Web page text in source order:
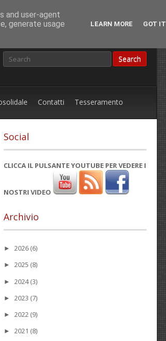
Contatti Tesseramento
Social
CLICCA IL PULSANTE YOUTUBE PER VEDERE I
NOSTRI VIDEO
Archivio
► 2026 (6)
► 2025 (8)
► 2024(3)
► 2023 (7)
► 2022 (9)
► 2021 (8)
and user-agent
generate usage
LEARN MORE GOT IT